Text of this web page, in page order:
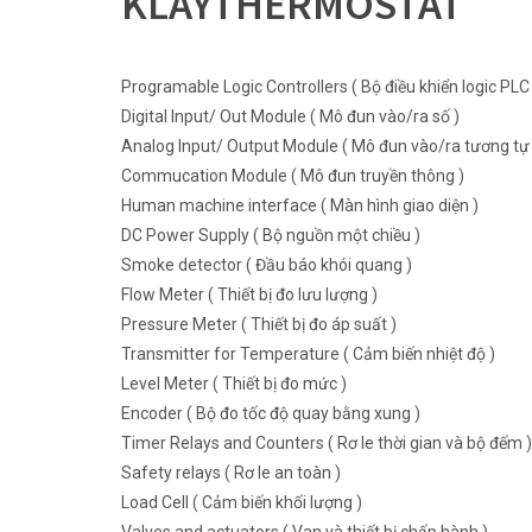
Programable Logic Controllers ( Bộ điều khiển logic
Digital Input/ Out Module ( Mô đun vào/ra số )
Analog Input/ Output Module ( Mô đun vào/ra tương tự
Commucation Module ( Mô đun truyền thông )
Human machine interface ( Màn hình giao diện )
DC Power Supply ( Bộ nguồn một chiều )
Smoke detector ( Đầu báo khói quang )
Flow Meter ( Thiết bị đo lưu lượng )
Pressure Meter ( Thiết bị đo áp suất )
Transmitter for Temperature ( Cảm biến nhiệt độ )
Level Meter ( Thiết bị đo mức )
Encoder ( Bộ đo tốc độ quay bằng xung )
Timer Relays and Counters ( Rơ le thời gian và bộ đếm )
Safety relays ( Rơ le an toàn )
Load Cell ( Cảm biến khối lượng )